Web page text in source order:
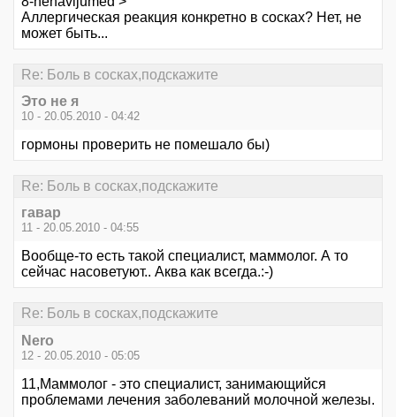
Аллергическая реакция конкретно в сосках? Нет, не
может быть...
Re: Боль в сосках,подскажите
Это не я
10 - 20.05.2010 - 04:42
гормоны проверить не помешало бы)
Re: Боль в сосках,подскажите
гавар
11 - 20.05.2010 - 04:55
Вообще-то есть такой специалист, маммолог. А то
сейчас насоветуют.. Аква как всегда.:-)
Re: Боль в сосках,подскажите
Nero
12 - 20.05.2010 - 05:05
11,Маммолог - это специалист, занимающийся
проблемами лечения заболеваний молочной железы.